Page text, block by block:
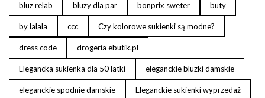
bluz relab bluzy dla par bonprix sweter buty
by lalala ccc Czy kolorowe sukienki są modne?
dress code drogeria ebutik.pl
Elegancka sukienka dla 50 latki eleganckie bluzki damskie
eleganckie spodnie damskie Eleganckie sukienki wyprzedaż